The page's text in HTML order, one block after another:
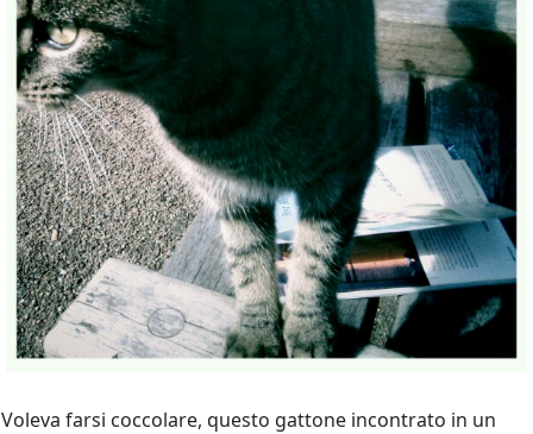
Voleva farsi coccolare, questo gattone incontrato in un